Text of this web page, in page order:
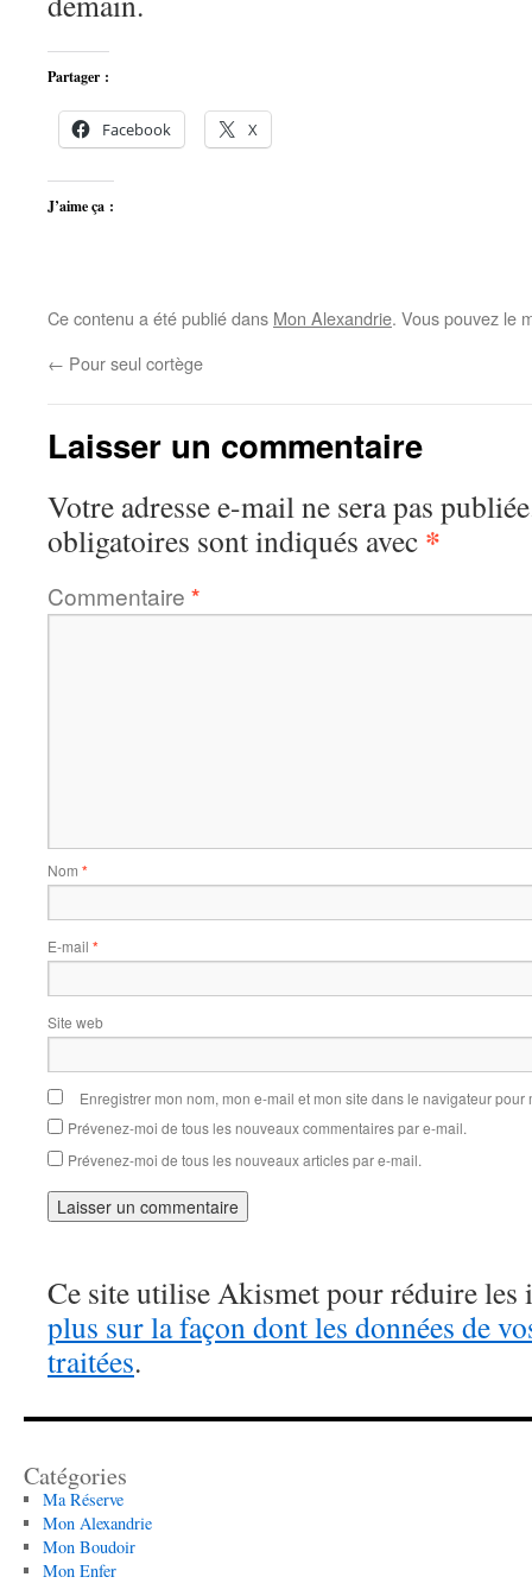
Partager :
Facebook X
J’aime ça :
Ce contenu a été publié dans Mon Alexandrie. Vous pouvez le
← Pour seul cortège
Laisser un commentaire
Votre adresse e-mail ne sera pas
obligatoires sont indiqués avec *
Commentaire *
Nom *
E-mail *
Site web
Enregistrer mon nom, mon e-mail et mon site dans le navigateur
Prévenez-moi de tous les nouveaux commentaires par e-mail.
Prévenez-moi de tous les nouveaux articles par e-mail.
Ce site utilise Akismet pour réduire les
plus sur la façon dont les données de
traitées.
Catégories
Ma Réserve
Mon Alexandrie
Mon Boudoir
Mon Enfer